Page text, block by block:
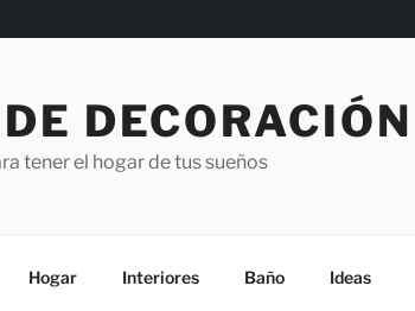
tener el hogar de tus sueños
Hogar Interiores Baño Ideas